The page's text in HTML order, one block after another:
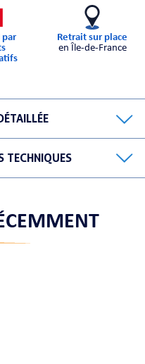
par
Retrait sur place
en Île-de-France
TECHNIQUES